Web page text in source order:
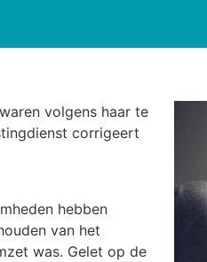
volgens haar te
corrigeert
hebben
van het
was. Gelet op de